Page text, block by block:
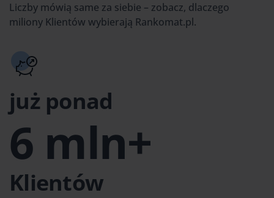
Liczby mówią same za siebie – zobacz, dlaczego
miliony Klientów wybierają Rankomat.pl.
już ponad
6 mln+
Klientów